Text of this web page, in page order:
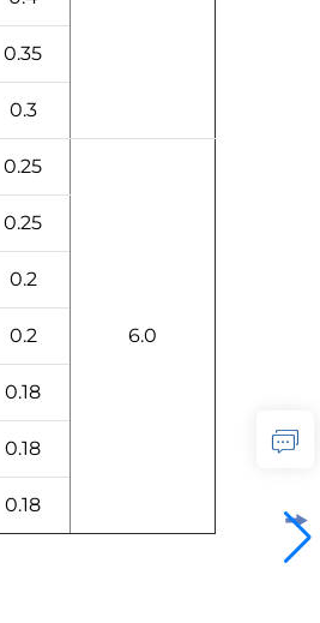
0.35
0.3
0.25
6.0
0.25
0.2
0.2
0.18
0.18
0.18